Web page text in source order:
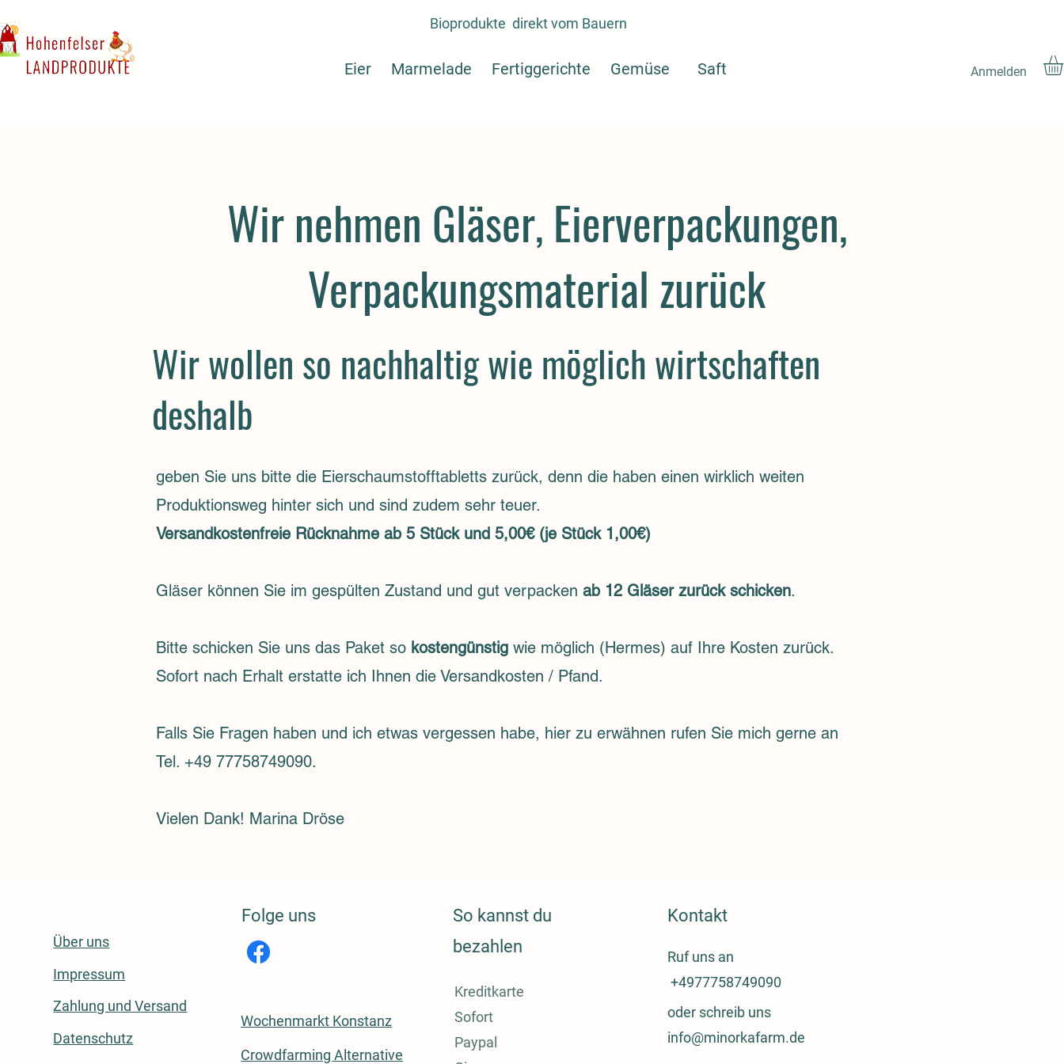
Bioprodukte direkt vom Bauern
Eier Marmelade Fertiggerichte Gemüse Saft Anmelden
Wir nehmen Gläser, Eierverpackungen,
Verpackungsmaterial zurück
Wir wollen so nachhaltig wie möglich wirtschaften
deshalb
geben Sie uns bitte die Eierschaumstofftabletts zurück, denn die haben einen wirklich weiten
Produktionsweg hinter sich und sind zudem sehr teuer.
Versandkostenfreie Rücknahme ab 5 Stück und 5,00€ (je Stück 1,00€)
Gläser können Sie im gespülten Zustand und gut verpacken ab 12 Gläser zurück schicken.
Bitte schicken Sie uns das Paket so kostengünstig wie möglich (Hermes) auf Ihre Kosten zurück.
Sofort nach Erhalt erstatte ich Ihnen die Versandkosten / Pfand.
Falls Sie Fragen haben und ich etwas vergessen habe, hier zu erwähnen rufen Sie mich gerne an
Tel. +49 77758749090.
Vielen Dank! Marina Dröse
Über uns
Impressum
Zahlung und Versand
Datenschutz
Folge uns
Wochenmarkt Konstanz
Crowdfarming Alternative
Kreditkarte
Sofort
Paypal
So kannst du
bezahlen
Kontakt
Ruf uns an
+4977758749090
oder schreib uns
info@minorkafarm.de